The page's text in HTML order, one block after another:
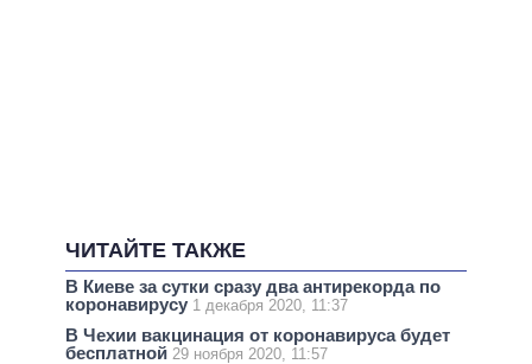
ЧИТАЙТЕ ТАКЖЕ
В Киеве за сутки сразу два антирекорда по
коронавирусу 1 декабря 2020, 11:37
В Чехии вакцинация от коронавируса будет
бесплатной 29 ноября 2020, 11:57